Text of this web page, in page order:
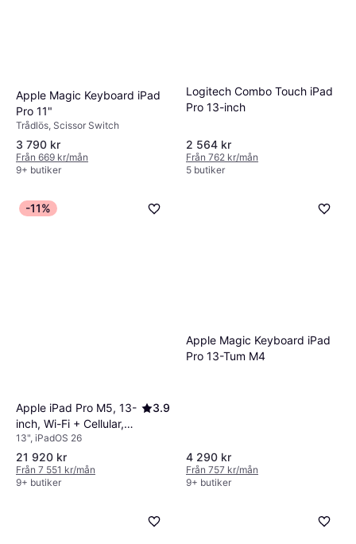
Apple Magic Keyboard iPad
Pro 11"
Trådlös, Scissor Switch
3 790 kr
Från 669 kr/mån
9+ butiker
Logitech Combo Touch iPad
Pro 13-inch
2 564 kr
Från 762 kr/mån
5 butiker
-11%
Apple iPad Pro M5, 13-
inch, Wi-Fi + Cellular,
256GB, Standard Glass,
Space Black
3.9
13", iPadOS 26
21 920 kr
Från 7 551 kr/mån
9+ butiker
Apple Magic Keyboard iPad
Pro 13-Tum M4
4 290 kr
Från 757 kr/mån
9+ butiker